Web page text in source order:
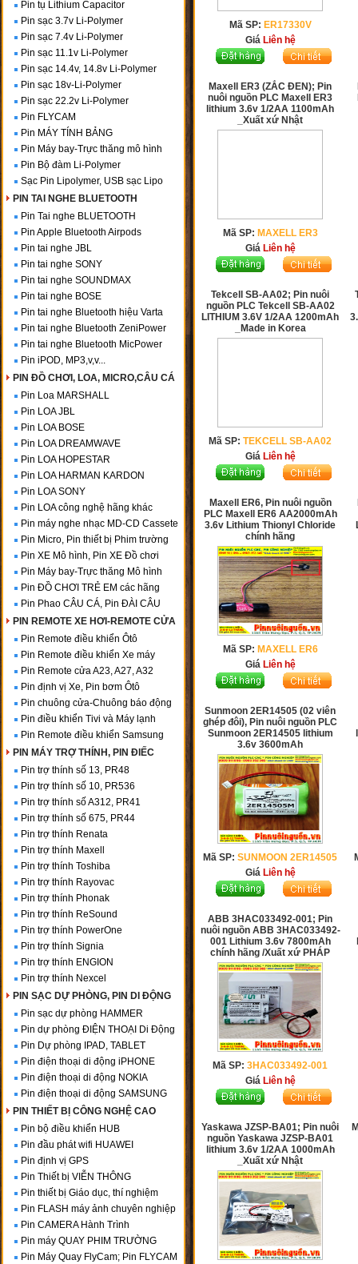
Pin tụ Lithium Capacitor
Pin sạc 3.7v Li-Polymer
Pin sạc 7.4v Li-Polymer
Pin sạc 11.1v Li-Polymer
Pin sạc 14.4v, 14.8v Li-Polymer
Pin sạc 18v-Li-Polymer
Pin sạc 22.2v Li-Polymer
Pin FLYCAM
Pin MÁY TÍNH BẢNG
Pin Máy bay-Trực thăng mô hình
Pin Bộ đàm Li-Polymer
Sạc Pin Lipolymer, USB sạc Lipo
PIN TAI NGHE BLUETOOTH
Pin Tai nghe BLUETOOTH
Pin Apple Bluetooth Airpods
Pin tai nghe JBL
Pin tai nghe SONY
Pin tai nghe SOUNDMAX
Pin tai nghe BOSE
Pin tai nghe Bluetooth hiệu Varta
Pin tai nghe Bluetooth ZeniPower
Pin tai nghe Bluetooth MicPower
Pin iPOD, MP3,v,v...
PIN ĐỒ CHƠI, LOA, MICRO,CÂU CÁ
Pin Loa MARSHALL
Pin LOA JBL
Pin LOA BOSE
Pin LOA DREAMWAVE
Pin LOA HOPESTAR
Pin LOA HARMAN KARDON
Pin LOA SONY
Pin LOA công nghệ hãng khác
Pin máy nghe nhạc MD-CD Cassete
Pin Micro, Pin thiết bị Phim trường
Pin XE Mô hình, Pin XE Đồ chơi
Pin Máy bay-Trực thăng Mô hình
Pin ĐỒ CHƠI TRẺ EM các hãng
Pin Phao CÂU CÁ, Pin ĐÀI CÂU
PIN REMOTE XE HƠI-REMOTE CỬA
Pin Remote điều khiển Ôtô
Pin Remote điều khiển Xe máy
Pin Remote cửa A23, A27, A32
Pin định vị Xe, Pin bơm Ôtô
Pin chuông cửa-Chuông báo động
Pin điều khiển Tivi và Máy lạnh
Pin Remote điều khiển Samsung
PIN MÁY TRỢ THÍNH, PIN ĐIẾC
Pin trợ thính số 13, PR48
Pin trợ thính số 10, PR536
Pin trợ thính số A312, PR41
Pin trợ thính số 675, PR44
Pin trợ thính Renata
Pin trợ thính Maxell
Pin trợ thính Toshiba
Pin trợ thính Rayovac
Pin trợ thính Phonak
Pin trợ thính ReSound
Pin trợ thính PowerOne
Pin trợ thính Signia
Pin trợ thính ENGION
Pin trợ thính Nexcel
PIN SẠC DỰ PHÒNG, PIN DI ĐỘNG
Pin sạc dự phòng HAMMER
Pin dự phòng ĐIỆN THOẠI Di Động
Pin Dự phòng IPAD, TABLET
Pin điện thoại di động iPHONE
Pin điện thoại di động NOKIA
Pin điện thoại di động SAMSUNG
PIN THIẾT BỊ CÔNG NGHỆ CAO
Pin bộ điều khiển HUB
Pin đầu phát wifi HUAWEI
Pin định vị GPS
Pin Thiết bị VIỄN THÔNG
Pin thiết bị Giáo dục, thí nghiệm
Pin FLASH máy ảnh chuyên nghiệp
Pin CAMERA Hành Trình
Pin máy QUAY PHIM TRƯỜNG
Pin Máy Quay FlyCam; Pin FLYCAM
Mã SP: ER17330V
Giá Liên hệ
Maxell ER3 (ZẮC ĐEN); Pin
nuôi nguồn PLC Maxell ER3
lithium 3.6v 1/2AA 1100mAh
_Xuất xứ Nhật
Mã SP: MAXELL ER3
Giá Liên hệ
Tekcell SB-AA02; Pin nuôi
nguồn PLC Tekcell SB-AA02
LITHIUM 3.6V 1/2AA 1200mAh
_Made in Korea
Mã SP:TEKCELL SB-AA02
Giá Liên hệ
Maxell ER6, Pin nuôi nguồn
PLC Maxell ER6 AA2000mAh
3.6v Lithium Thionyl Chloride
chính hãng
Mã SP: MAXELL ER6
Giá Liên hệ
Sunmoon 2ER14505 (02 viên
ghép đôi), Pin nuôi nguồn PLC
Sunmoon 2ER14505 lithium
3.6v 3600mAh
Mã SP:SUNMOON 2ER14505
Giá Liên hệ
ABB 3HAC033492-001; Pin
nuôi nguồn ABB 3HAC033492-
001 Lithium 3.6v 7800mAh
chính hãng /Xuất xứ PHÁP
Mã SP:3HAC033492-001
Giá Liên hệ
Yaskawa JZSP-BA01; Pin nuôi
nguồn Yaskawa JZSP-BA01
lithium 3.6v 1/2AA 1000mAh
_Xuất xứ Nhật